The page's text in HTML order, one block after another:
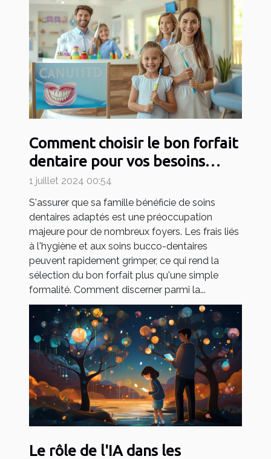
Comment choisir le bon forfait
dentaire pour vos besoins
familiaux
1 juillet 2024 00:54
S'assurer que sa famille bénéficie de soins
dentaires adaptés est une préoccupation
majeure pour de nombreux foyers. Les frais liés
à l'hygiène et aux soins bucco-dentaires
peuvent rapidement grimper, ce qui rend la
sélection du bon forfait plus qu'une simple
formalité. Comment discerner parmi la...
Le rôle de l'IA dans les